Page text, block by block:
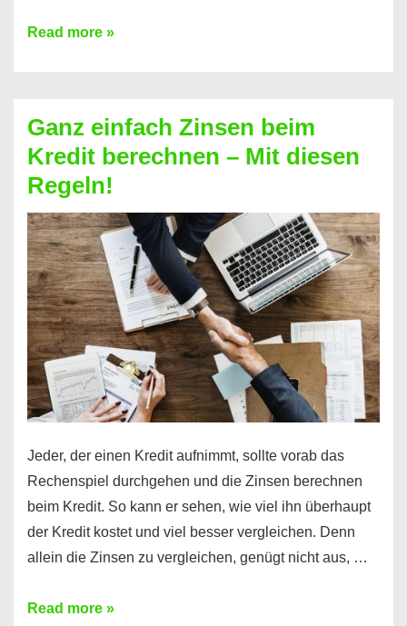
Einen
bekommen?
So
ist
es
möglich!
Read more »
Ganz einfach Zinsen beim
Kredit berechnen – Mit diesen
Regeln!
Jeder, der einen Kredit aufnimmt, sollte vorab das
Rechenspiel durchgehen und die Zinsen berechnen
beim Kredit. So kann er sehen, wie viel ihn überhaupt
der Kredit kostet und viel besser vergleichen. Denn
allein die Zinsen zu vergleichen, genügt nicht aus, …
Ganz
Read more »